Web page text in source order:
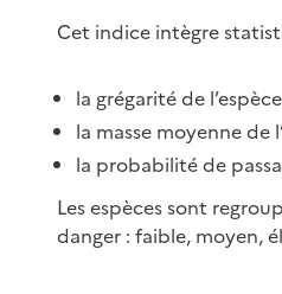
Cet indice intègre
la grégarité de
la masse moyenne de
la probabilité de
Les espèces sont
danger : faible, moyen,